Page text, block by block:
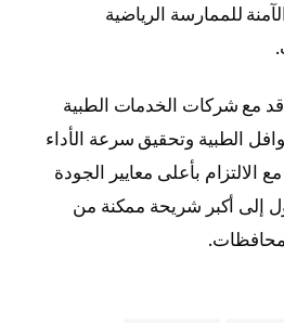
للممارسة الرياضية
مع شركات الخدمات الطبية
الطبية وتحقيق سرعة الأداء
الالتزام بأعلى معايير الجودة
إلى أكبر شريحة ممكنة من